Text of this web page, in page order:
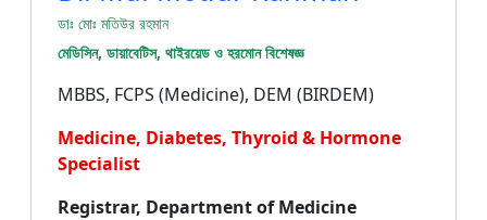
ডাঃ মোঃ মতিউর রহমান
মেডিসিন, ডায়াবেটিস, থাইরয়েড ও হরমোন বিশেষজ্ঞ
MBBS, FCPS (Medicine), DEM (BIRDEM)
Medicine, Diabetes, Thyroid & Hormone
Specialist
Registrar, Department of Medicine